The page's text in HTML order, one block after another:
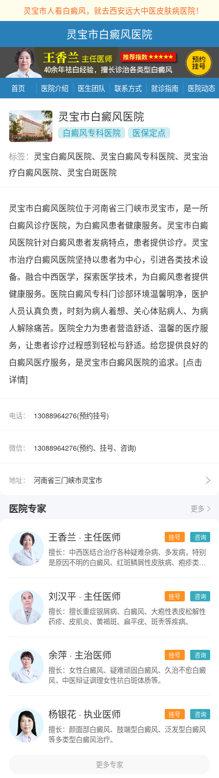
灵宝市人看白癜风，就去西安远大中医皮肤病医院！
灵宝市白癜风医院
首页 医院介绍 医生团队 联系方式 就诊指南 医院动态
灵宝市白癜风医院
白癜风专科医院
医保定点
标签： 灵宝白癜风医院、灵宝白癜风专科医院、灵宝治
疗白癜风医院、灵宝白斑医院
灵宝市白癜风医院位于河南省三门峡市灵宝市，是一所
白癜风诊疗医院，为白癜风患者健康服务。灵宝市白癜
风医院针对白癜风患者发病特点，患者提供诊疗。灵宝
市治疗白癜风医院坚持以患者为中心，引进各类技术设
备。融合中西医学，探索医学技术，为白癜风患者提供
健康服务。医院白癜风专科门诊部环境温馨明净，医护
人员认真负责，时刻为病人着想、关心体贴病人、为病
人解除痛苦。医院全力为患者营造舒适、温馨的医疗服
务，让患者诊疗过程感到轻松与舒适。给您提供良好的
白癜风医疗服务，是灵宝市白癜风医院的追求。 [点击
详情]
电话： 13088964276(预约挂号)
微信： 13088964276(预约、挂号、咨询)
地址： 河南省三门峡市灵宝市
医院专家 更多
咨询
挂号
王香兰 · 主任医师
擅长：中西医结合治疗各种疑难杂病、多发病，特别
是原因不明的白癜风、红斑鳞屑性皮肤病、疱疹类皮
咨询
挂号
刘汉平· 主任医师
擅长：擅长重症银屑病、白癜风、大疱性表皮松解性
药疹、皮肌炎、黄褐斑、扁平疣、斑秃等疾病。
咨询
挂号
余萍· 主治医师
擅长：女性白癜风、疑难顽固白癜风、久治不愈白癜
风，中医辩证调理女性抗白斑体质等。
咨询
挂号
杨银花· 执业医师
擅长：颜面部白癜风、肢端型白癜风、泛发型白癜风
等多类型白癜风治疗。
更多专家